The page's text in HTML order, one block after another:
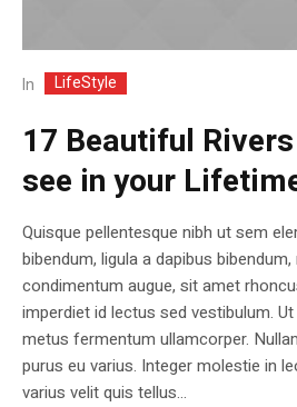
In LifeStyle
17 Beautiful
see in your
Quisque pellentesque nibh ut sem
bibendum, ligula a dapibus
condimentum augue, sit amet
imperdiet id lectus sed vestibulum.
metus fermentum ullamcorper.
purus eu varius. Integer molestie in
varius velit quis tellus...